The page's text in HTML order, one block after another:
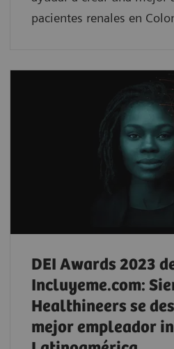
pacientes renales en
DEI Awards 2023
Incluyeme.com:
Healthineers se
mejor empleador